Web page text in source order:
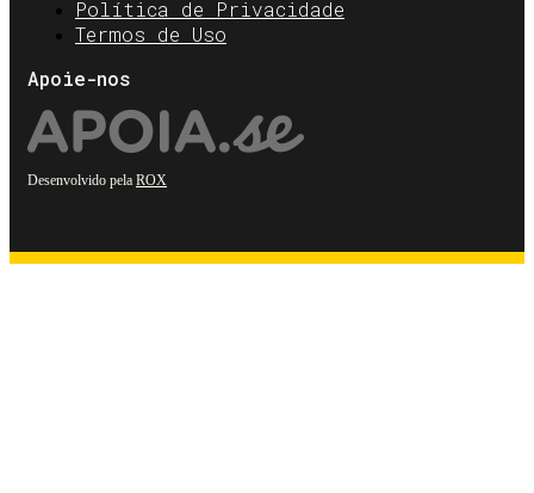
Política de Privacidade
Termos de Uso
Apoie-nos
Desenvolvido pela ROX